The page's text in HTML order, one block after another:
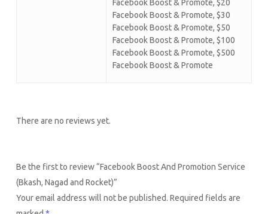
Facebook Boost & Promote, $20
Facebook Boost & Promote, $30
Facebook Boost & Promote, $50
Facebook Boost & Promote, $100
Facebook Boost & Promote, $500
Facebook Boost & Promote
There are no reviews yet.
Be the first to review “Facebook Boost And Promotion Service
(Bkash, Nagad and Rocket)”
Your email address will not be published. Required fields are